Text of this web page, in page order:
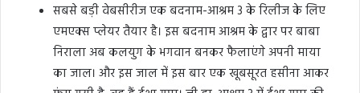
सबसे बड़ी वेबसीरीज एक बदनाम-आश्रम 3 के रिलीज के लिए
एमएक्स प्लेयर तैयार है। इस बदनाम आश्रम के द्वार पर बाबा
निराला अब कलयुग के भगवान बनकर फैलाएंगे अपनी माया
का जाल। और इस जाल में इस बार एक खूबसूरत हसीना आकर